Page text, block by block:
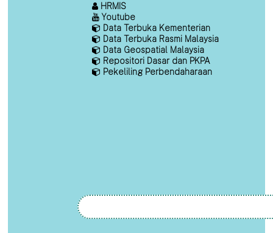
HRMIS
Youtube
Data Terbuka Kementerian
Data Terbuka Rasmi Malaysia
Data Geospatial Malaysia
Repositori Dasar dan PKPA
Pekeliling Perbendaharaan